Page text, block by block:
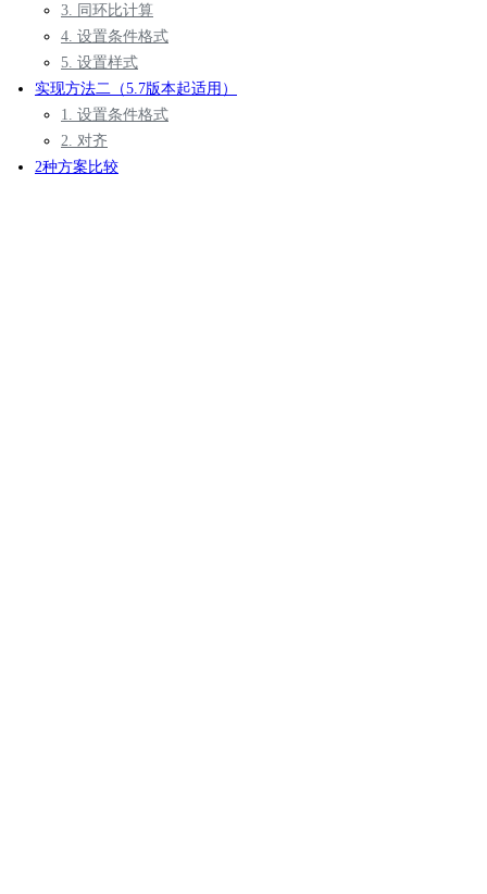
3. 同环比计算
4. 设置条件格式
5. 设置样式
实现方法二（5.7版本起适用）
1. 设置条件格式
2. 对齐
2种方案比较